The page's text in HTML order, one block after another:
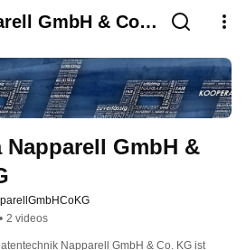
GmbH & Co.
Napparell GmbH &
• 2 videos
Napparell GmbH & Co. KG ist